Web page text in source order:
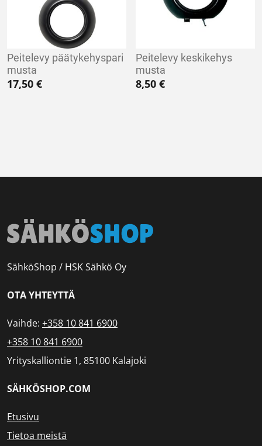
Peitelevy päätykehyspari
musta
17,50 €
Peitelevy keskikehys
musta
8,50€
SähköShop / HSK Sähkö Oy
OTA YHTEYTTÄ
Vaihde: +358 10 841 6900
+358 10 841 6900
Yrityskalliontie 1, 85100 Kalajoki
SÄHKÖSHOP.COM
Etusivu
Tietoa meistä